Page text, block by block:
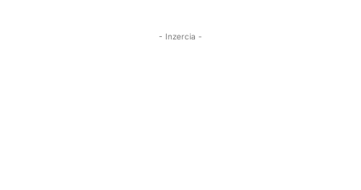
- Inzercia -